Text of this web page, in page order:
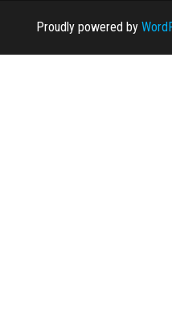
Proudly powered by